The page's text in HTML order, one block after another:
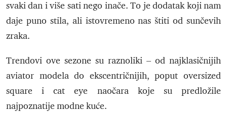
svaki dan i više sati nego inače. To je dodatak koji nam
daje puno stila, ali istovremeno nas štiti od sunčevih
zraka.
Trendovi ove sezone su raznoliki – od najklasičnijih
aviator modela do ekscentričnijih, poput oversized
square i cat eye naočara koje su predložile
najpoznatije modne kuće.